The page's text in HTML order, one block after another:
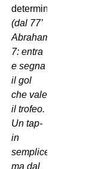
determinazione.
(dal 77’
Abraham
7: entra
e segna
il gol
che vale
il trofeo.
Un tap-
in
semplice,
ma dal